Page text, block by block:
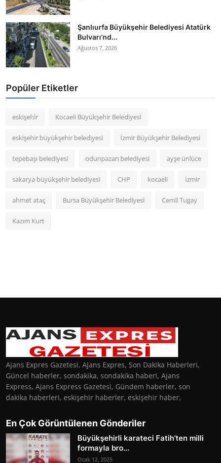
Şanlıurfa Büyükşehir Belediyesi Atatürk
Bulvarı'nd...
Ağustos 7, 2026
Popüler Etiketler
eskişehir Kocaeli Büyükşehir Belediyesi
eskişehir büyükşehir belediyesi İzmir Büyükşehir Belediyesi
tepebaşı belediyesi odunpazarı belediyesi ayşe ünlüce
sakarya büyükşehir belediyesi CHP kocaeli İzmir
ahmet ataç Bursa Büyükşehir Belediyesi Cemil Tugay
Kazım Kurt
Ajans Expres Gazetesi, Ajans Expres, Son Dakika Haberleri,
Güncel haberler, sondakika, sondakika haberi, Ajans
Express, Ajans Express Gazetesi, Gündem haberler, son
dakika haberleri, eskişehir haberler, eskişehir haber,
En Çok Görüntülenen Gönderiler
Büyükşehirli karateci Fatih’ten milli
formayla bro...
Ocak 12, 2025